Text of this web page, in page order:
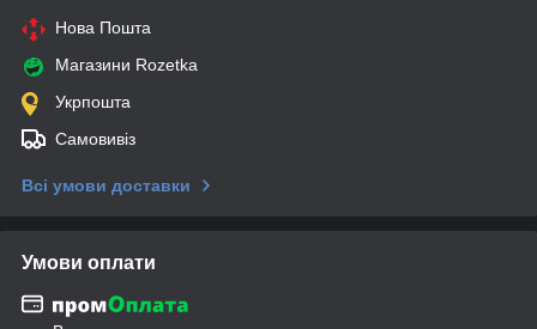
Нова Пошта
Магазини Rozetka
Укрпошта
Самовивіз
Всі умови доставки
Умови оплати